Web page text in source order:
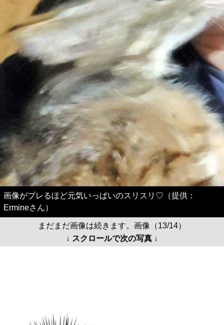
画像がブレるほど元気いっぱいのスリスリ♡（提供：
Ermineさん）
まだまだ画像は続きます。画像（13/14）
↓ スクロールで次の写真 ↓